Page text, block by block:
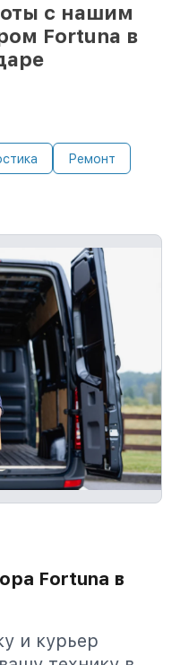
с нашим
Fortuna в
Ремонт
Fortuna в
и курьер